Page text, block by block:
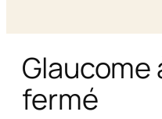
Glaucome
fermé